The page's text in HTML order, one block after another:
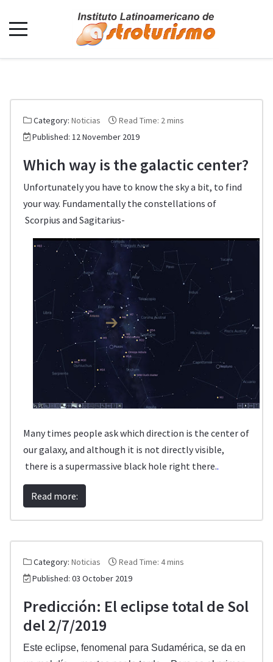
Category: Noticias
Read Time: 2 mins
Published: 12 November 2019
Which way is the galactic center?
Unfortunately you have to know the sky a bit, to find
your way. Fundamentally the constellations of
Scorpius and Sagitarius-
Many times people ask which direction is the center of
our galaxy, and although it is not directly visible,
there is a supermassive black hole right there..
Read more:
Category: Noticias
Read Time: 4 mins
Published: 03 October 2019
Predicción: El eclipse total de Sol
del 2/7/2019
Este eclipse, fenomenal para Sudamérica, se da en